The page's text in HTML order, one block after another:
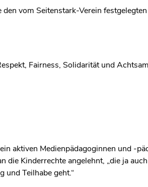
vom Seitenstark-Verein festgelegten
Fairness, Solidarität und
aktiven Medienpädagoginnen und -
die Kinderrechte angelehnt, „die ja
und Teilhabe geht.“